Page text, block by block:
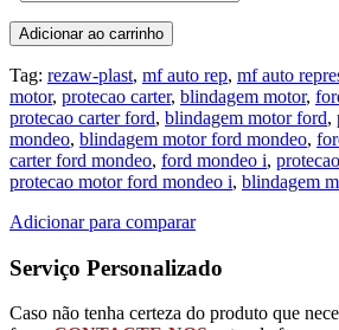
Adicionar ao carrinho
Tag: rezaw-plast, mf auto rep, mf auto
motor, protecao carter, blindagem motor,
protecao carter ford, blindagem motor ford,
mondeo, blindagem motor ford mondeo,
carter ford mondeo, ford mondeo i,
protecao motor ford mondeo i, blindagem
Adicionar para comparar
Serviço Personalizado
Caso não tenha certeza do produto que